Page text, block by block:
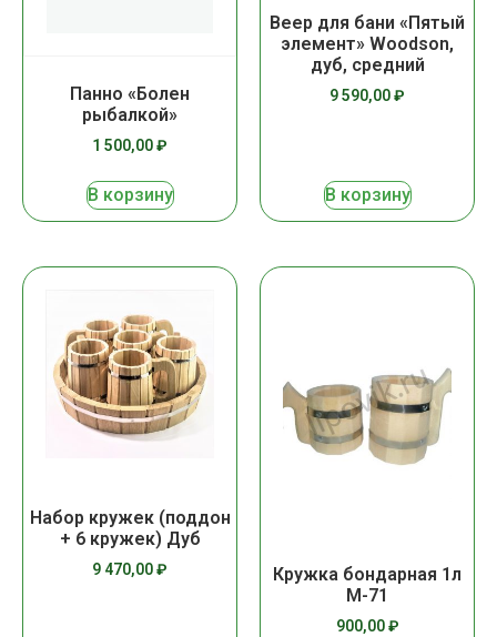
Панно «Болен
рыбалкой»
1 500,00₽
В корзину
Веер для бани «Пятый
элемент» Woodson,
дуб, средний
9 590,00₽
В корзину
Набор кружек (поддон
+ 6 кружек) Дуб
9 470,00₽
Кружка бондарная 1л
М-71
900,00₽